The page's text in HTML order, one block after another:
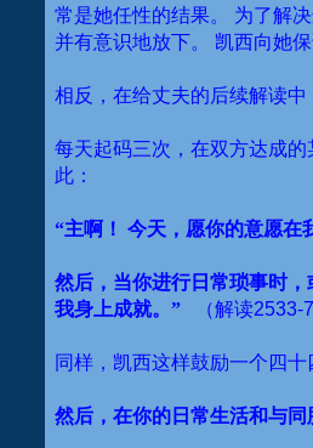
常是她任性的结果。
为了解
并有意识地放下。
凯西向她
相反，在给丈夫的后续解读
每天起码三次，在双方达成
此：
“主啊！ 今天，愿你的意愿在
然后，当你进行日常琐事时
我身上成就。”
（解读2533-7
同样，凯西这样鼓励一个四
然后，在你的日常生活和与